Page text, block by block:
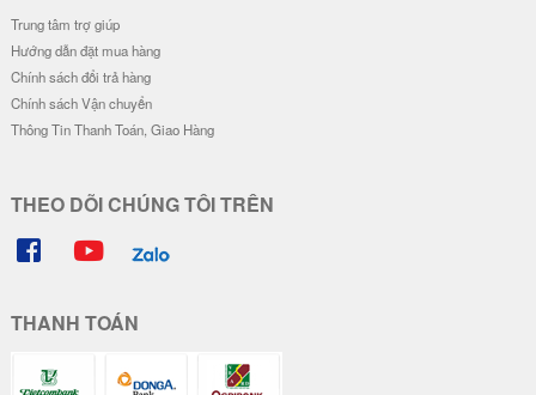
Trung tâm trợ giúp
Hướng dẫn đặt mua hàng
Chính sách đổi trả hàng
Chính sách Vận chuyển
Thông Tin Thanh Toán, Giao Hàng
THEO DÕI CHÚNG TÔI TRÊN
THANH TOÁN